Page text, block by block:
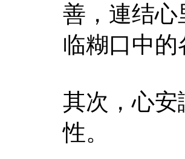
善，連结
临糊口中
其次，心
性。